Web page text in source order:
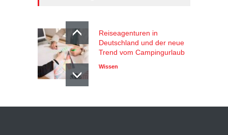
Reiseagenturen in
Deutschland und der neue
Trend vom Campingurlaub
Wissen